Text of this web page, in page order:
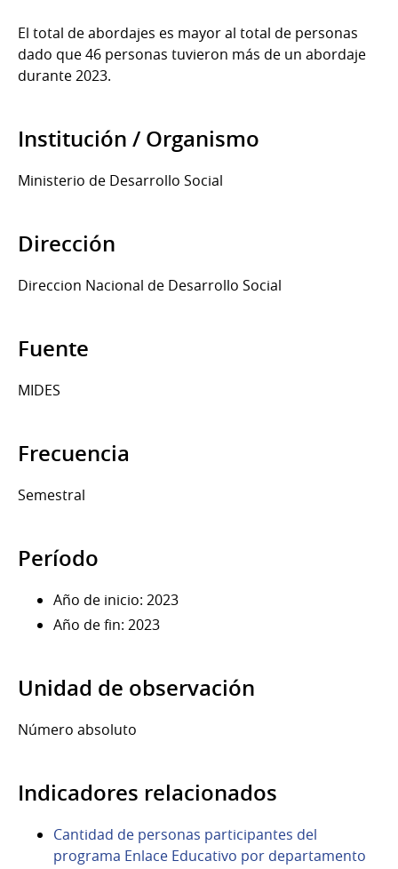
El total de abordajes es mayor al total de personas
dado que 46 personas tuvieron más de un abordaje
durante 2023.
Institución / Organismo
Ministerio de Desarrollo Social
Dirección
Direccion Nacional de Desarrollo Social
Fuente
MIDES
Frecuencia
Semestral
Período
Año de inicio: 2023
Año de fin: 2023
Unidad de observación
Número absoluto
Indicadores relacionados
Cantidad de personas participantes del
programa Enlace Educativo por departamento